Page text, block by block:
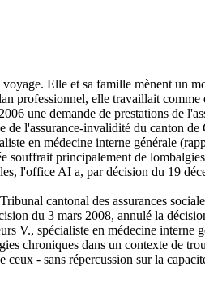
Elle et sa famille mènent un
professionnel, elle travaillait
une demande de prestations de
l'assurance-invalidité du canton
en médecine interne générale
souffrait principalement de
l'office AI a, par décision du 19
cantonal des assurances
du 3 mars 2008, annulé la
V., spécialiste en médecine
chroniques dans un contexte de
- sans répercussion sur la